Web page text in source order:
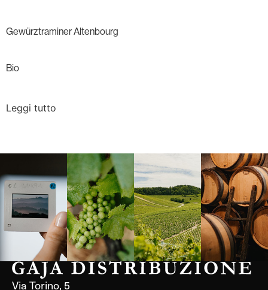
Gewürztraminer Altenbourg
Bio
Leggi tutto
Borgogna,
Francia
Borgogna,
Francia
Instagram
Via Torino, 5